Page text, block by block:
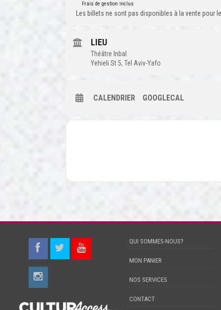
Frais de gestion inclus
Les billets ne sont pas disponibles à la vente pour
LIEU
Théâtre Inbal
Yehieli St 5, Tel Aviv-Yafo
CALENDRIER GOOGLECAL
QUI SOMMES-NOUS?
MON PANIER
NOS SERVICES
CONTACT